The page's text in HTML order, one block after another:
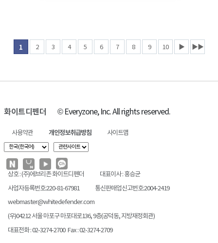
1 2 3 4 5 6 7 8 9 10 ▶ ▶▶
화이트디펜더 © Everyzone, Inc. All rights reserved.
사용약관 개인정보취급방침 사이트맵
상호 : (주)에브리존 화이트디펜더
대표이사 : 홍승균
사업자등록번호:220-81-67981
통신판매업신고번호:2004-2419
webmaster@whitedefender.com
(우)04212 서울 마포구 마포대로136, 9층(공덕동, 지방재정회관)
대표전화 : 02-3274-2700 Fax : 02-3274-2709